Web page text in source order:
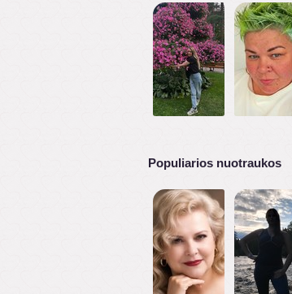
Populiarios nuotraukos